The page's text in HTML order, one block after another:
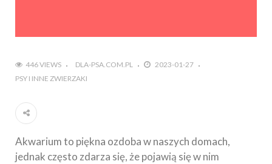
446 VIEWS DLA-PSA.COM.PL
2023-01-27
PSY I INNE ZWIERZAKI
Akwarium to piękna ozdoba w naszych domach,
jednak często zdarza się, że pojawią się w nim